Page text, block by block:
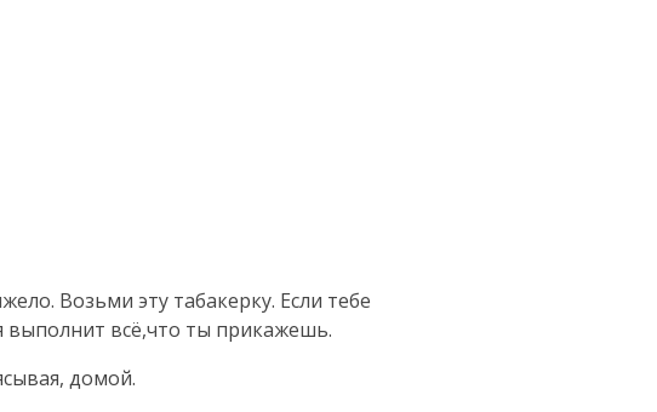
Возьми эту табакерку. Если тебе
выполнит всё,что ты прикажешь.
домой.